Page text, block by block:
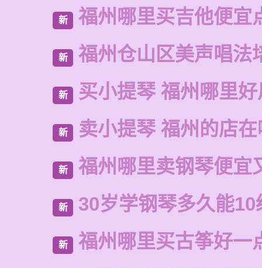
新 福州哪里买吉他便宜
新 福州仓山区美声唱法
新 买小提琴 福州哪里
新 卖小提琴 福州的店
新 福州哪里卖钢琴便宜
新 30岁学钢琴多久能10
新 福州哪里买古筝好一